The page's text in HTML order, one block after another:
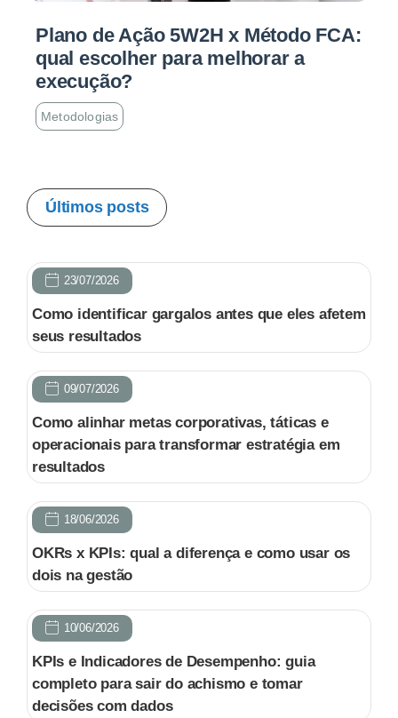
Plano de Ação 5W2H x Método FCA:
qual escolher para melhorar a
execução?
Metodologias
Últimos posts
23/07/2026
Como identificar gargalos antes que eles afetem
seus resultados
09/07/2026
Como alinhar metas corporativas, táticas e
operacionais para transformar estratégia em
resultados
18/06/2026
OKRs x KPIs: qual a diferença e como usar os
dois na gestão
10/06/2026
KPIs e Indicadores de Desempenho: guia
completo para sair do achismo e tomar
decisões com dados